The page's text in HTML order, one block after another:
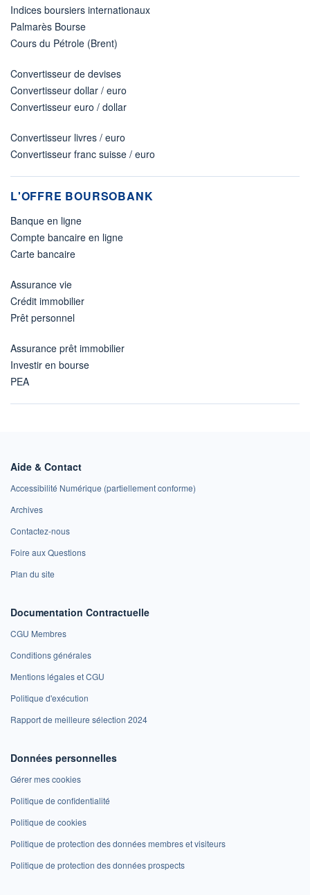
Indices boursiers internationaux
Palmarès Bourse
Cours du Pétrole (Brent)
Convertisseur de devises
Convertisseur dollar / euro
Convertisseur euro / dollar
Convertisseur livres / euro
Convertisseur franc suisse / euro
L'OFFRE BOURSOBANK
Banque en ligne
Compte bancaire en ligne
Carte bancaire
Assurance vie
Crédit immobilier
Prêt personnel
Assurance prêt immobilier
Investir en bourse
PEA
Aide & Contact
Accessibilité Numérique (partiellement conforme)
Archives
Contactez-nous
Foire aux Questions
Plan du site
Documentation Contractuelle
CGU Membres
Conditions générales
Mentions légales et CGU
Politique d'exécution
Rapport de meilleure sélection 2024
Données personnelles
Gérer mes cookies
Politique de confidentialité
Politique de cookies
Politique de protection des données membres et visiteurs
Politique de protection des données prospects